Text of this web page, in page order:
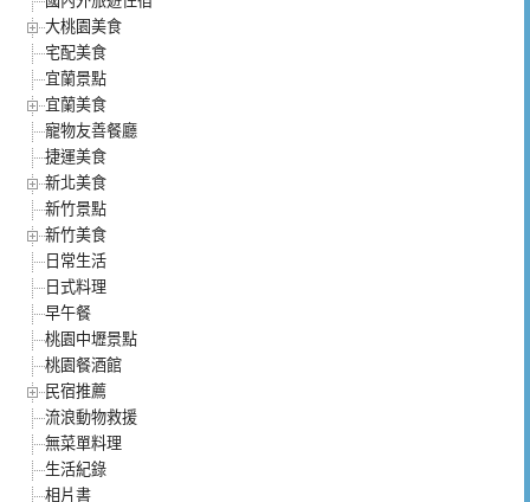
大桃園美食
宅配美食
宜蘭景點
宜蘭美食
寵物友善餐廳
捷運美食
新北美食
新竹景點
新竹美食
日常生活
日式料理
早午餐
桃園中壢景點
桃園餐酒館
民宿推薦
流浪動物救援
無菜單料理
生活紀錄
相片書